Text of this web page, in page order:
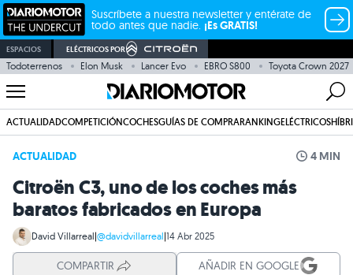
Suscríbete a nuestra newsletter y entérate de
todo antes que nadie. ¡Es GRATIS!
ESPACIOS ELÉCTRICOS POR
Todoterrenos Elon Musk Lancer Evo EBRO S800 Toyota Crown 2027
ACTUALIDADCOMPETICIÓNCOCHESGUÍAS DE COMPRARANKINGELÉCTRICOS
ACTUALIDAD 4 MIN
Citroën C3, uno de los coches más
baratos fabricados en Europa
David Villarreal|@davidvillarreal|14 Abr 2025
COMPARTIR AÑADIR EN GOOGLE